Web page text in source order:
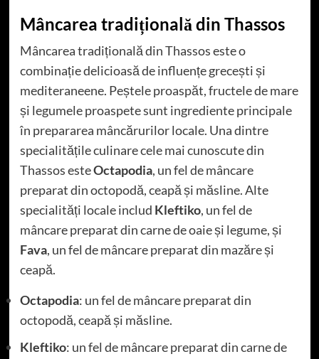
Mâncarea tradițională din Thassos
Mâncarea tradițională din Thassos este o
combinație delicioasă de influențe grecești și
mediteraneene. Peștele proaspăt, fructele de mare
și legumele proaspete sunt ingrediente principale
în prepararea mâncărurilor locale. Una dintre
specialitățile culinare cele mai cunoscute din
Thassos esteOctapodia, un fel de mâncare
preparat din octopodă, ceapă și măsline. Alte
specialități locale includ Kleftiko, un fel de
mâncare preparat din carne de oaie și legume, și
Fava, un fel de mâncare preparat din mazăre și
ceapă.
Octapodia: un fel de mâncare preparat din
octopodă, ceapă și măsline.
Kleftiko: un fel de mâncare preparat din carne de